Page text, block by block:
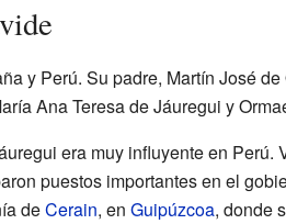
y Perú. Su padre, Martín José
Ana Teresa de Jáuregui y
era muy influyente en Perú.
puestos importantes en el
deCerain, en Guipúzcoa, donde